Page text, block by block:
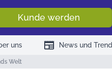
Kunde werden
uns newspaper News und
Welt